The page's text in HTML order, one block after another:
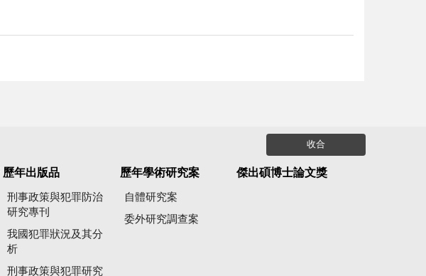
收合
歷年出版品
刑事政策與犯罪防治
研究專刊
我國犯罪狀況及其分
析
刑事政策與犯罪研究
歷年學術研究案
自體研究案
委外研究調查案
傑出碩博士論文獎